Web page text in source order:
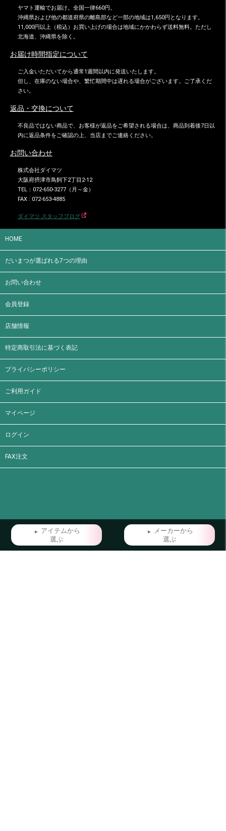
ヤマト運輸でお届け。全国一律660円。
沖縄県および他の都道府県の離島部など一部の地域は1,650円となります。
11,000円以上（税込）お買い上げの場合は地域にかかわらず送料無料。ただし
北海道、沖縄県を除く。
お届け時間指定について
ご入金いただいてから通常1週間以内に発送いたします。
但し、在庫のない場合や、繁忙期間中は遅れる場合がございます。ご了承くだ
さい。
返品・交換について
不良品ではない商品で、お客様が返品をご希望される場合は、商品到着後7日以
内に返品条件をご確認の上、当店までご連絡ください。
お問い合わせ
株式会社ダイマツ
大阪府摂津市鳥飼下2丁目2-12
TEL：072-650-3277（月～金）
FAX : 072-653-4885
ダイマツ スタッフブログ
HOME
だいまつが選ばれる7つの理由
お問い合わせ
会員登録
店舗情報
特定商取引法に基づく表記
プライバシーポリシー
ご利用ガイド
マイページ
ログイン
FAX注文
アイテムから
選ぶ
メーカーから
選ぶ